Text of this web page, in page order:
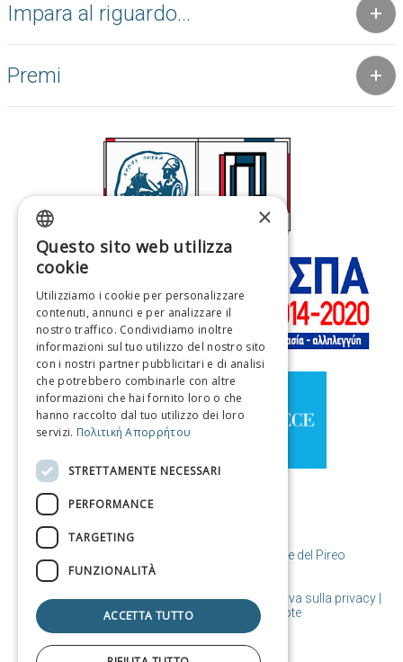
Impara al riguardo...
Premi
© Copyright Destinazione Pireo / Comune del Pireo
Condizioni d'uso | Politica sui cookie | Informativa sulla privacy
Progettato e realizzato da Cosmote
GREEK
FRENCH
ITALIAN
GERMAN
SPANISH
CHINESE (SIMPLIFIED)
CHINESE
×
Questo sito web utilizza
cookie
Utilizziamo i cookie per personalizzare
contenuti, annunci e per analizzare il
nostro traffico. Condividiamo inoltre
informazioni sul tuo utilizzo del nostro sito
con i nostri partner pubblicitari e di analisi
che potrebbero combinarle con altre
informazioni che hai fornito loro o che
hanno raccolto dal tuo utilizzo dei loro
servizi. Πολιτική Απορρήτου
STRETTAMENTE NECESSARI
PERFORMANCE
TARGETING
FUNZIONALITÀ
ACCETTA TUTTO